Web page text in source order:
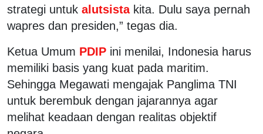
strategi untuk alutsista kita. Dulu saya pernah
wapres dan presiden,” tegas dia.
Ketua Umum PDIP ini menilai, Indonesia harus
memiliki basis yang kuat pada maritim.
Sehingga Megawati mengajak Panglima TNI
untuk berembuk dengan jajarannya agar
melihat keadaan dengan realitas objektif